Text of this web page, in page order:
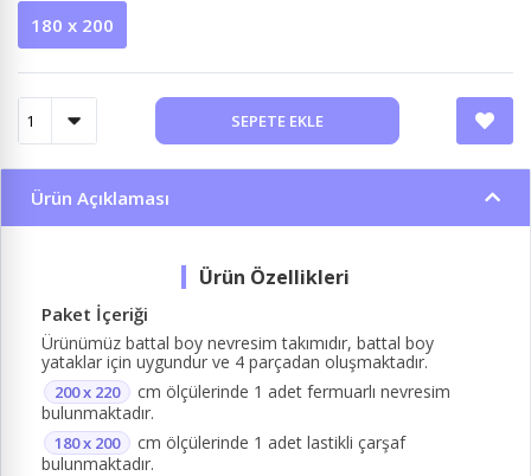
180 x 200
SEPETE EKLE
Ürün Açıklaması
Paket İçeriği
Ürünümüz battal boy nevresim takımıdır, battal boy
yataklar için uygundur ve 4 parçadan oluşmaktadır.
200 x 220
cm ölçülerinde 1 adet fermuarlı nevresim
bulunmaktadır.
180 x 200
cm ölçülerinde 1 adet lastikli çarşaf
bulunmaktadır.